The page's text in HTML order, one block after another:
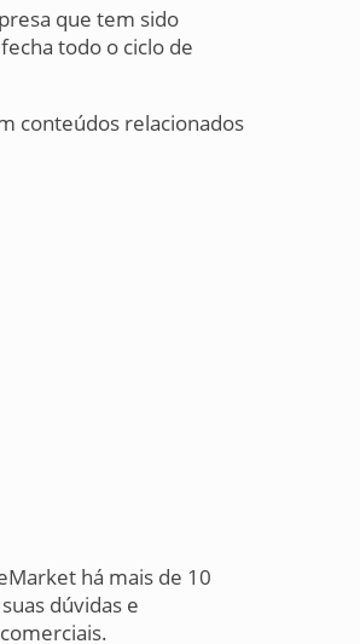
que tem sido
todo o ciclo de
conteúdos relacionados
há mais de 10
dúvidas e